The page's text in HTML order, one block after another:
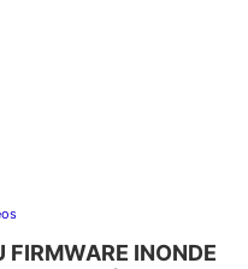
FIRMWARE INONDE